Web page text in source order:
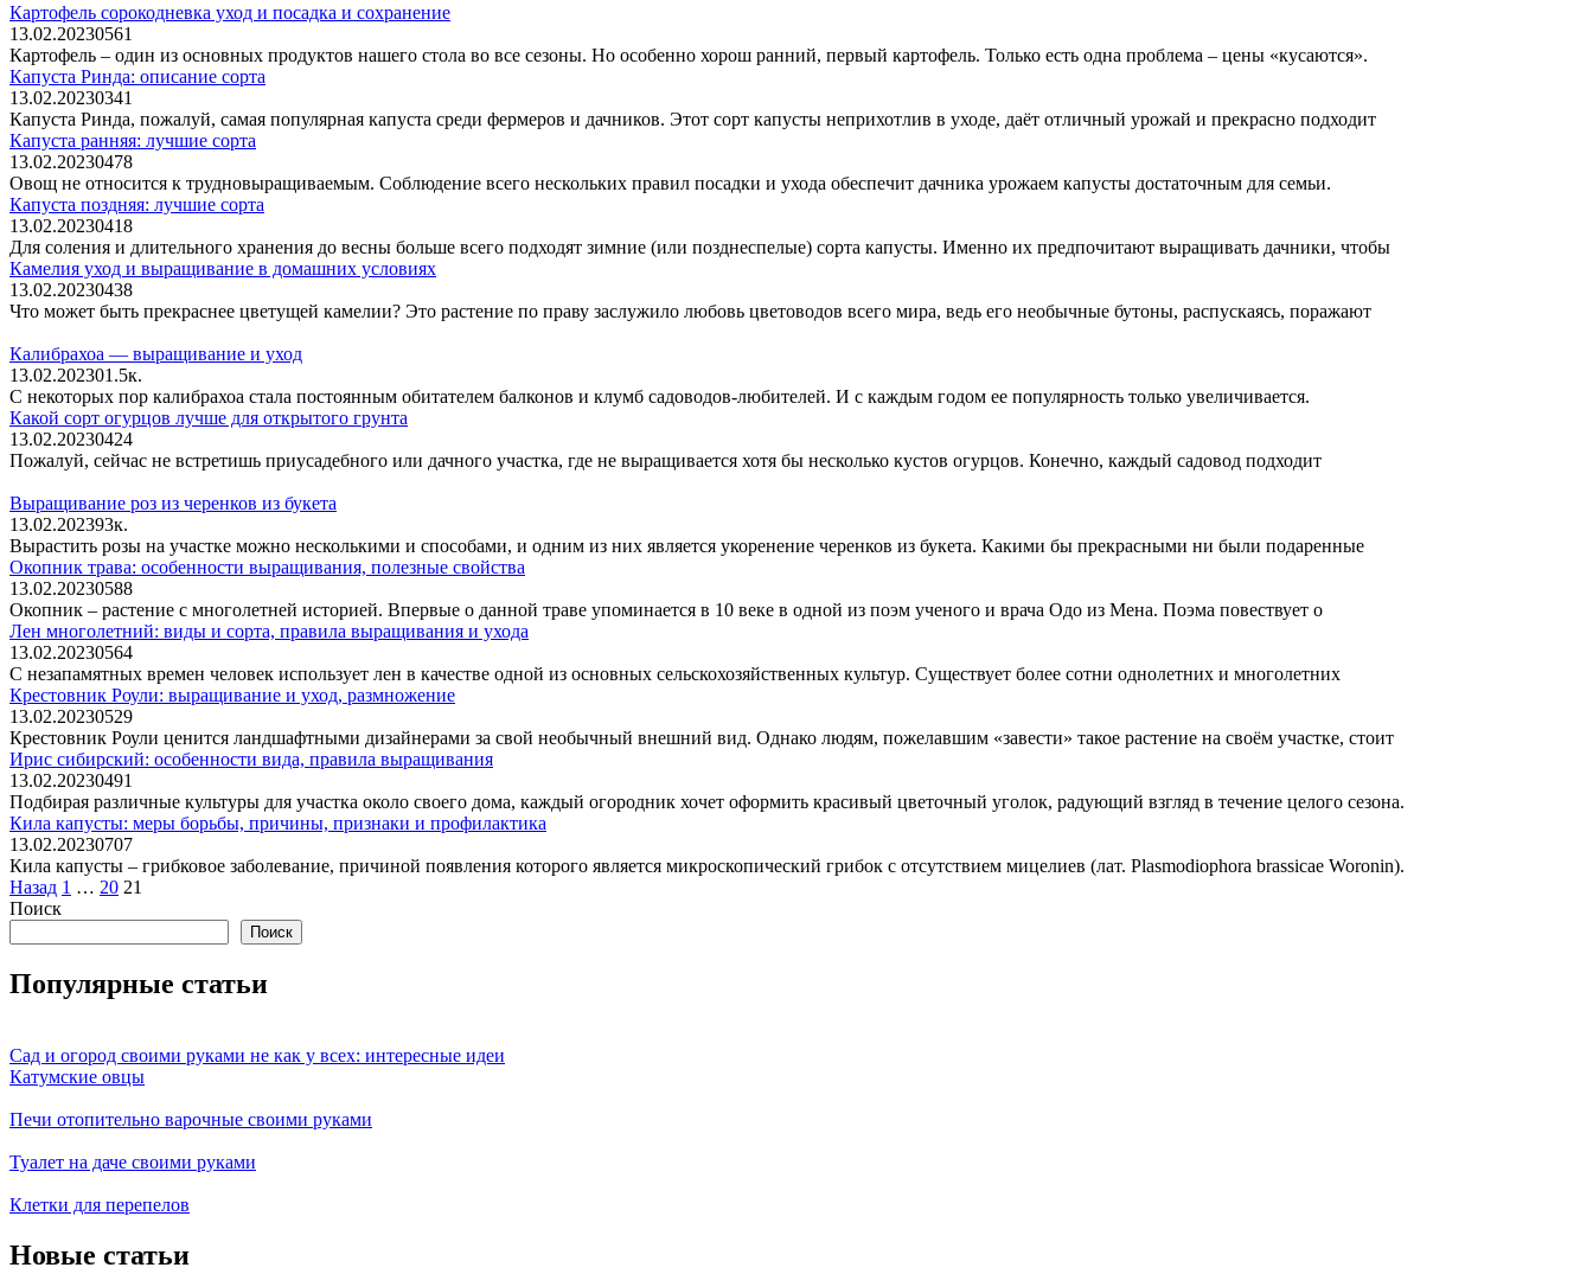
Картофель сорокодневка уход и посадка и сохранение
13.02.20230561
Картофель – один из основных продуктов нашего стола во все сезоны. Но особенно хорош ранний, первый картофель. Только есть одна проблема – цены «кусаются».
Капуста Ринда: описание сорта
13.02.20230341
Капуста Ринда, пожалуй, самая популярная капуста среди фермеров и дачников. Этот сорт капусты неприхотлив в уходе, даёт отличный урожай и прекрасно подходит
Капуста ранняя: лучшие сорта
13.02.20230478
Овощ не относится к трудновыращиваемым. Соблюдение всего нескольких правил посадки и ухода обеспечит дачника урожаем капусты достаточным для семьи.
Капуста поздняя: лучшие сорта
13.02.20230418
Для соления и длительного хранения до весны больше всего подходят зимние (или позднеспелые) сорта капусты. Именно их предпочитают выращивать дачники, чтобы
Камелия уход и выращивание в домашних условиях
13.02.20230438
Что может быть прекраснее цветущей камелии? Это растение по праву заслужило любовь цветоводов всего мира, ведь его необычные бутоны, распускаясь, поражают
Калибрахоа — выращивание и уход
13.02.202301.5к.
С некоторых пор калибрахоа стала постоянным обитателем балконов и клумб садоводов-любителей. И с каждым годом ее популярность только увеличивается.
Какой сорт огурцов лучше для открытого грунта
13.02.20230424
Пожалуй, сейчас не встретишь приусадебного или дачного участка, где не выращивается хотя бы несколько кустов огурцов. Конечно, каждый садовод подходит
Выращивание роз из черенков из букета
13.02.202393к.
Вырастить розы на участке можно несколькими и способами, и одним из них является укоренение черенков из букета. Какими бы прекрасными ни были подаренные
Окопник трава: особенности выращивания, полезные свойства
13.02.20230588
Окопник – растение с многолетней историей. Впервые о данной траве упоминается в 10 веке в одной из поэм ученого и врача Одо из Мена. Поэма повествует о
Лен многолетний: виды и сорта, правила выращивания и ухода
13.02.20230564
С незапамятных времен человек использует лен в качестве одной из основных сельскохозяйственных культур. Существует более сотни однолетних и многолетних
Крестовник Роули: выращивание и уход, размножение
13.02.20230529
Крестовник Роули ценится ландшафтными дизайнерами за свой необычный внешний вид. Однако людям, пожелавшим «завести» такое растение на своём участке, стоит
Ирис сибирский: особенности вида, правила выращивания
13.02.20230491
Подбирая различные культуры для участка около своего дома, каждый огородник хочет оформить красивый цветочный уголок, радующий взгляд в течение целого сезона.
Кила капусты: меры борьбы, причины, признаки и профилактика
13.02.20230707
Кила капусты – грибковое заболевание, причиной появления которого является микроскопический грибок с отсутствием мицелиев (лат. Plasmodiophora brassicae Woronin).
Пагинация
записей
Назад 1 … 20 21
Поиск
Поиск
Популярные статьи
Сад и огород своими руками не как у всех: интересные идеи
Катумские овцы
Печи отопительно варочные своими руками
Туалет на даче своими руками
Клетки для перепелов
Новые статьи